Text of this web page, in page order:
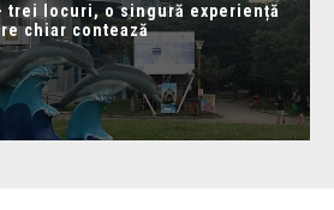
trei locuri, o singură experiență
chiar contează